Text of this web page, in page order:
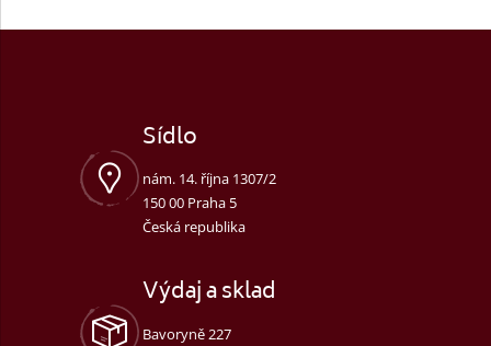
Sídlo
nám. 14. října 1307/2
150 00 Praha 5
Česká republika
Výdaj a sklad
Bavoryně 227